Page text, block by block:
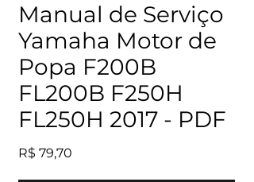
Manual de Serviço
Yamaha Motor de
Popa F200B
FL200B F250H
FL250H 2017 - PDF
R$ 79,70